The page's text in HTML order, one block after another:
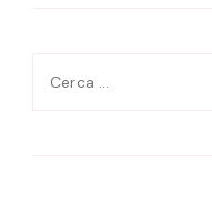
Ricerca